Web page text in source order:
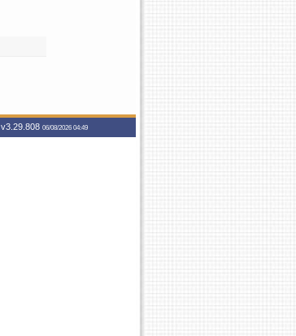
v3.29.808 06/08/2026 04:49